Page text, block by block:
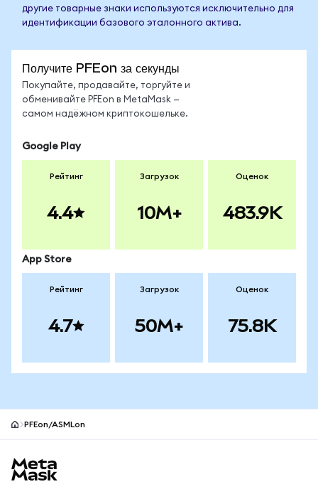
другие товарные знаки используются исключительно для
идентификации базового эталонного актива.
Получите PFEon за секунды
Покупайте, продавайте, торгуйте и
обменивайте PFEon в MetaMask —
самом надёжном криптокошельке.
Google Play
Рейтинг
4.4
Загрузок
10M+
Оценок
483.9K
App Store
Рейтинг
4.7
Загрузок
50M+
Оценок
75.8K
PFEon/ASMLon